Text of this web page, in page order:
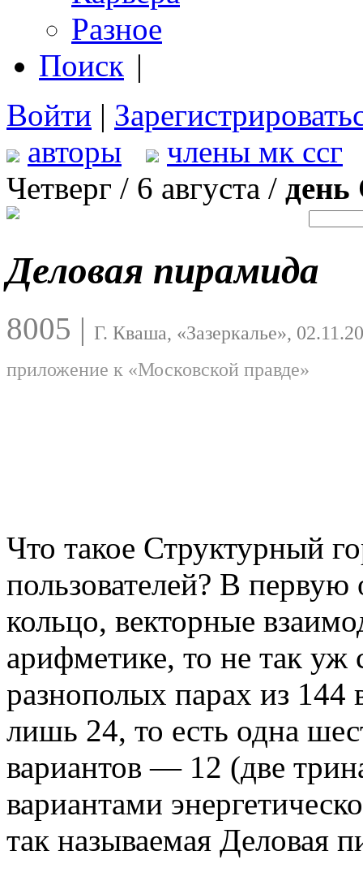
Разное
Поиск |
Войти |
авторы
члены мк ссг
Четверг / 6 августа / день
Деловая пирамида
8005 | Г. Кваша, «Зазеркалье»,
приложение к «Московской правде»
Что такое Структурный
пользователей? В
кольцо, векторные
арифметике, то не так
разнополых парах из 144
лишь 24, то есть одна
вариантов — 12 (две
вариантами
так называемая Деловая